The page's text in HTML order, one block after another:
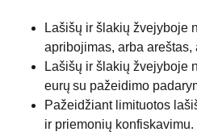
Lašišų ir šlakių žvejyboje
apribojimas, arba
Lašišų ir šlakių žvejyboje
eurų su pažeidimo
Pažeidžiant limituotos
ir priemonių konfiskavimu.